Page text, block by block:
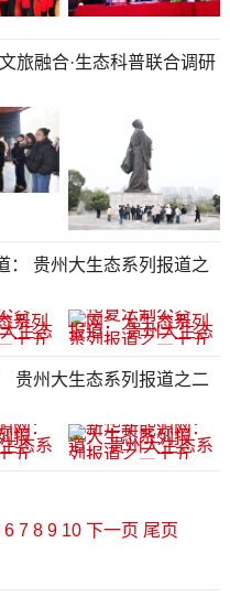
旅融合·生态科普联合调研
： 贵州大生态系列报道之
贵州大生态系列报道之二
6 7 8 9 10 下一页 尾页